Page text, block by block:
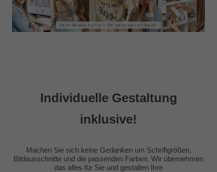
Individuelle Gestaltung
inklusive!
Machen Sie sich keine Gedanken um Schriftgrößen,
Bildausschnitte und die passenden Farben. Wir übernehmen
das alles für Sie und gestalten Ihre